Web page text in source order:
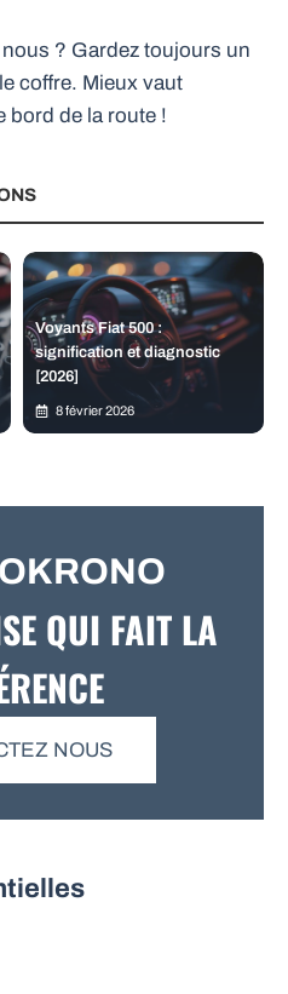
? Gardez toujours un
coffre. Mieux vaut
bord de la route !
Voyants Fiat 500 :
signification et diagnostic
[2026]
8 février 2026
QUI FAIT LA
NOUS